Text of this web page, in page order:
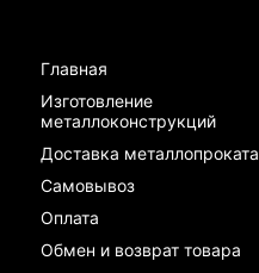
Главная
Изготовление
металлоконструкций
Доставка металлопроката
Самовывоз
Оплата
Обмен и возврат товара